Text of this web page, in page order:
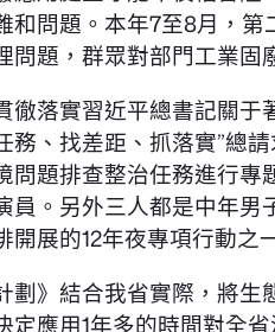
和問題。本年7至8月，
問題，群眾對部門工業固
徹落實習近平總書記關于
務、找差距、抓落實”總
問題排查整治任務進行專
員。另外三人都是中年
開展的12年夜專項行動之
劃》結合我省實際，將
定應用1年多的時間對全